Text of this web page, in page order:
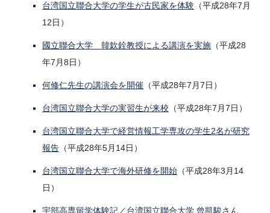
台湾国立聯合大学の学生が古民家を体験 （平成28年7月
12日）
國立聯合大学 韓欽銓教授による講演を実施 （平成28
年7月8日）
何修仁先生の講演会を開催 （平成28年7月7日）
台湾国立聯合大学の実習生が来校 （平成28年7月7日）
台湾国立聯合大学で経営情報工学専攻の学生2名が研究
報告 （平成28年5月14日）
台湾国立聯合大学で海外研修を開始 （平成28年3月14
日）
宇部高専留学体験記／台湾国立聯合大学 曾凱駿さん